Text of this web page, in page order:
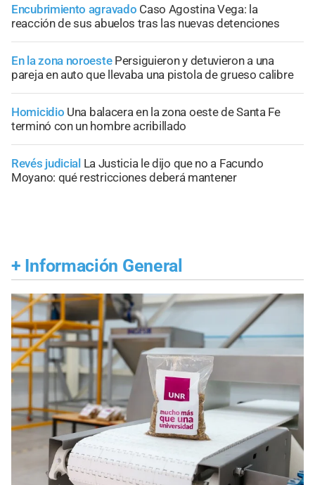
Encubrimiento agravado Caso Agostina Vega: la
reacción de sus abuelos tras las nuevas detenciones
En la zona noroeste Persiguieron y detuvieron a una
pareja en auto que llevaba una pistola de grueso calibre
Homicidio Una balacera en la zona oeste de Santa Fe
terminó con un hombre acribillado
Revés judicial La Justicia le dijo que no a Facundo
Moyano: qué restricciones deberá mantener
+ Información General